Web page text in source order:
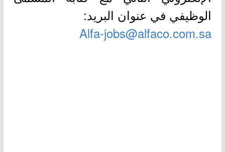
الوظيفي في عنوان البريد:
Alfa-jobs@alfaco.com.sa